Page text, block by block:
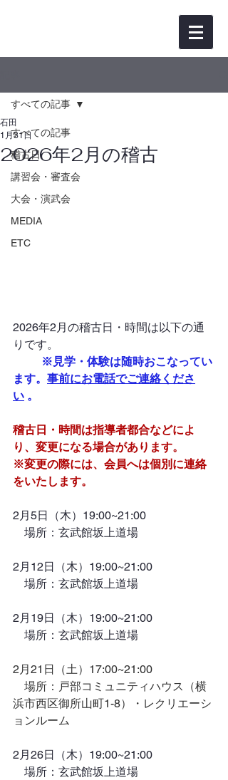
すべての記事
稽古日
講習会・審査会
大会・演武会
MEDIA
ETC
すべての記事
2026年2月の稽古
石田
1月31日
2026年2月の稽古日・時間は以下の通
りです。
※見学・体験は随時おこなってい
ます。 事前にお電話でご連絡くださ
い 。
稽古日・時間は指導者都合などによ
り、変更になる場合があります。
※変更の際には、会員へは個別に連絡
をいたします。
2月5日（木）19:00~21:00
場所：玄武館坂上道場
2月12日（木）19:00~21:00
場所：玄武館坂上道場
2月19日（木）19:00~21:00
場所：玄武館坂上道場
2月21日（土）17:00~21:00
場所：戸部コミュニティハウス（横
浜市西区御所山町1-8）・レクリエーシ
ョンルーム
2月26日（木）19:00~21:00
場所：玄武館坂上道場